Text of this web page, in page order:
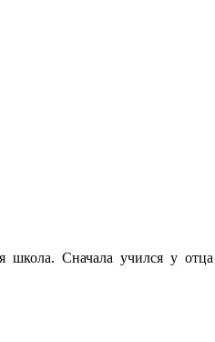
школа. Сначала учился у